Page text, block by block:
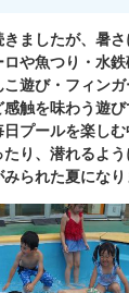
ましたが、暑
や魚つり・水
遊び・フィン
触を味わう遊
プールを楽し
たり、潜れるよ
られた夏になり